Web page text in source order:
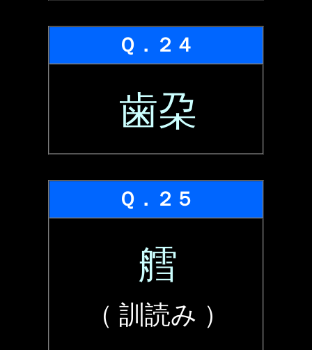
Ｑ．２４
歯朶
Ｑ．２５
艝
（ 訓読み ）